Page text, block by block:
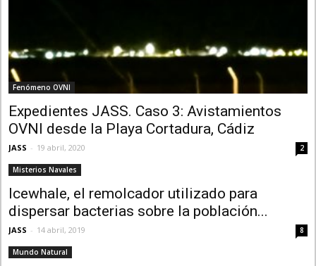
Fenómeno OVNI
Expedientes JASS. Caso 3: Avistamientos
OVNI desde la Playa Cortadura, Cádiz
JASS - 19 abril, 2020 2
Misterios Navales
Icewhale, el remolcador utilizado para
dispersar bacterias sobre la población...
JASS - 14 abril, 2019 8
Mundo Natural